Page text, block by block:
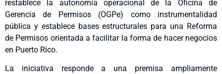
restablece la autonomía operacional de la Oficina de
Gerencia de Permisos (OGPe) como instrumentalidad
pública y establece bases estructurales para una Reforma
de Permisos orientada a facilitar la forma de hacer negocios
en Puerto Rico.
La iniciativa responde a una premisa ampliamente